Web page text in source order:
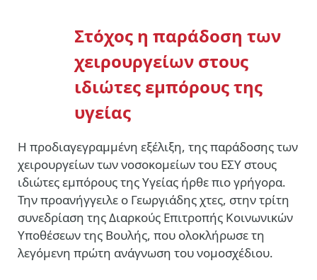
Στόχος η παράδοση των
χειρουργείων στους
ιδιώτες εμπόρους της
υγείας
Η προδιαγεγραμμένη εξέλιξη, της παράδοσης των
χειρουργείων των νοσοκομείων του ΕΣΥ στους
ιδιώτες εμπόρους της Υγείας ήρθε πιο γρήγορα.
Την προανήγγειλε ο Γεωργιάδης χτες, στην τρίτη
συνεδρίαση της Διαρκούς Επιτροπής Κοινωνικών
Υποθέσεων της Βουλής, που ολοκλήρωσε τη
λεγόμενη πρώτη ανάγνωση του νομοσχέδιου.